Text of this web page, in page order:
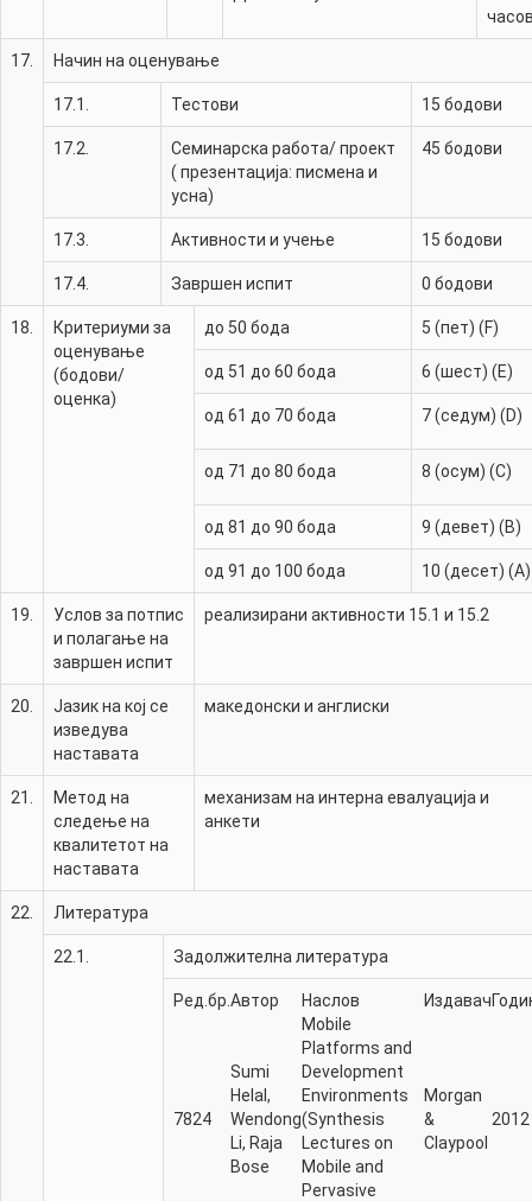
17. Начин на оценување
17.1. Тестови 15 бодови
17.2.
Семинарска работа/ проект
( презентација: писмена и
усна)
45 бодови
17.3. Активности и учење 15 бодови
17.4. Завршен испит 0 бодови
18.
Критериуми за
оценување
(бодови/
оценка)
до 50 бода 5 (пет) (F)
од 51 до 60 бода 6 (шест) (E)
од 61 до 70 бода 7 (седум) (D)
од 71 до 80 бода 8 (осум) (C)
од 81 до 90 бода 9 (девет) (B)
од 91 до 100 бода 10 (десет) (A)
19.
Услов за потпис
и полагање на
завршен испит
реализирани активности 15.1 и 15.2
20.
Јазик на кој се
изведува
наставата
македонски и англиски
21.
Метод на
следење на
квалитетот на
наставата
механизам на интерна евалуација и
анкети
22. Литература
22.1. Задолжителна литература
Ред.бр. Автор Наслов Издавач
7824
Sumi
Helal,‎
Wendong
Li,‎ Raja
Bose
Mobile
Platforms and
Development
Environments
(Synthesis
Lectures on
Mobile and
Pervasive
Morgan
&
Claypool
2012